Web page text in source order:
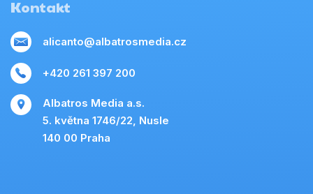
Kontakt
alicanto@albatrosmedia.cz
+420 261 397 200
Albatros Media a.s.
5. května 1746/22, Nusle
140 00 Praha